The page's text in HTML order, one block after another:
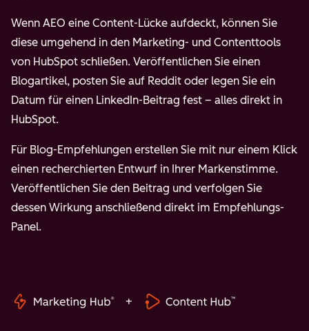
Wenn AEO eine Content-Lücke aufdeckt, können Sie
diese umgehend in den Marketing- und Contenttools
von HubSpot schließen. Veröffentlichen Sie einen
Blogartikel, posten Sie auf Reddit oder legen Sie ein
Datum für einen LinkedIn-Beitrag fest – alles direkt in
HubSpot.
Für Blog-Empfehlungen erstellen Sie mit nur einem Klick
einen recherchierten Entwurf in Ihrer Markenstimme.
Veröffentlichen Sie den Beitrag und verfolgen Sie
dessen Wirkung anschließend direkt im Empfehlungs-
Panel.
+